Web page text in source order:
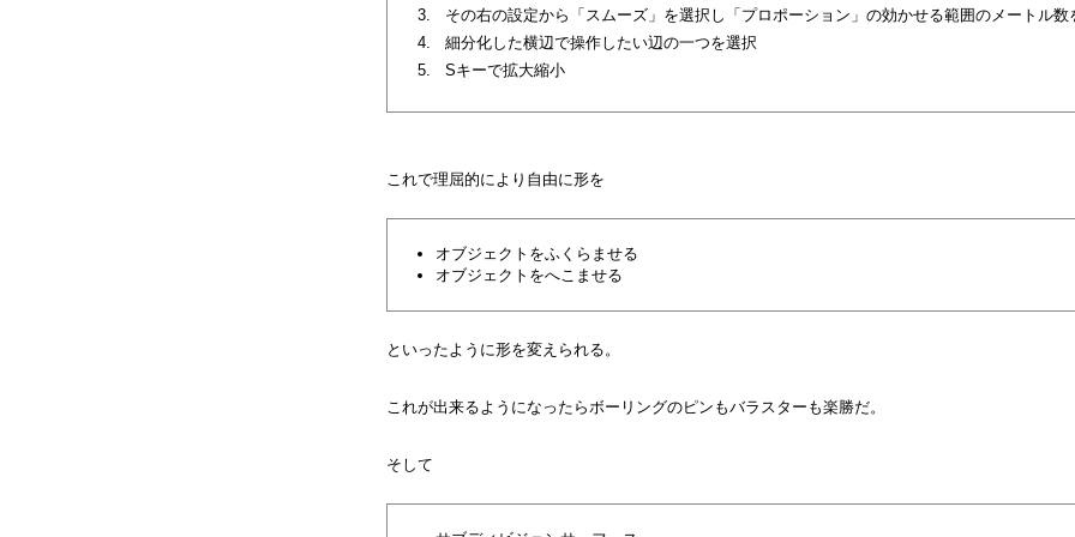
その右の設定から「スムーズ」を選択し「プロポーション」の効かせる範囲のメートル数
細分化した横辺で操作したい辺の一つを選択
Sキーで拡大縮小
これで理屈的により自由に形を
オブジェクトをふくらませる
オブジェクトをへこませる
といったように形を変えられる。
これが出来るようになったらボーリングのピンもバラスターも楽勝だ。
そして